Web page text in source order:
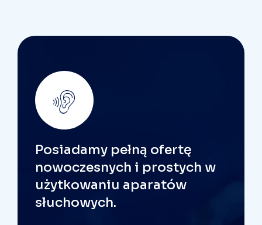
Posiadamy pełną ofertę
nowoczesnych i prostych w
użytkowaniu aparatów
słuchowych.